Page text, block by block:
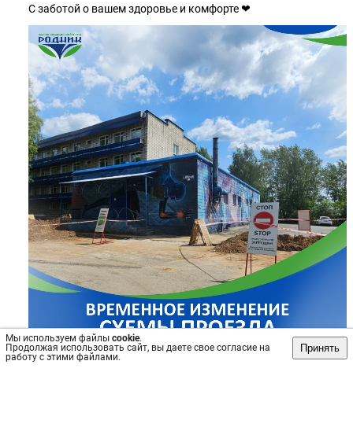
Мы используем файлы cookie.
Продолжая использовать сайт, вы даете свое согласие на
работу с этими файлами.
Принять
С заботой о вашем здоровье и комфорте ❤